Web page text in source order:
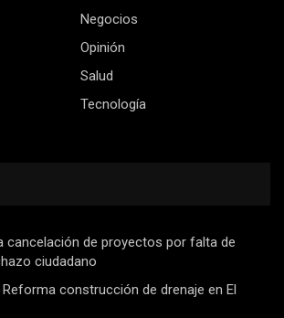
Negocios
Opinión
Salud
Tecnología
cancelación de proyectos por falta de
ciudadano
construcción de drenaje en El